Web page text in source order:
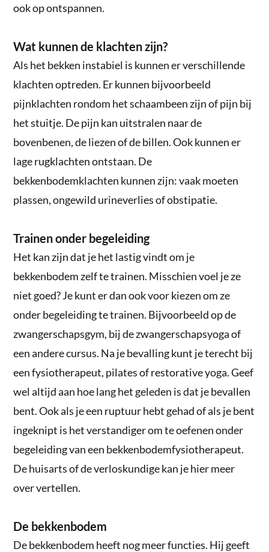
ook op ontspannen.
Wat kunnen de klachten zijn?
Als het bekken instabiel is kunnen er verschillende
klachten optreden. Er kunnen bijvoorbeeld
pijnklachten rondom het schaambeen zijn of pijn bij
het stuitje. De pijn kan uitstralen naar de
bovenbenen, de liezen of de billen. Ook kunnen er
lage rugklachten ontstaan. De
bekkenbodemklachten kunnen zijn: vaak moeten
plassen, ongewild urineverlies of obstipatie.
Trainen onder begeleiding
Het kan zijn dat je het lastig vindt om je
bekkenbodem zelf te trainen. Misschien voel je ze
niet goed? Je kunt er dan ook voor kiezen om ze
onder begeleiding te trainen. Bijvoorbeeld op de
zwangerschapsgym, bij de zwangerschapsyoga of
een andere cursus. Na je bevalling kunt je terecht bij
een fysiotherapeut, pilates of restorative yoga. Geef
wel altijd aan hoe lang het geleden is dat je bevallen
bent. Ook als je een ruptuur hebt gehad of als je bent
ingeknipt is het verstandiger om te oefenen onder
begeleiding van een bekkenbodemfysiotherapeut.
De huisarts of de verloskundige kan je hier meer
over vertellen.
De bekkenbodem
De bekkenbodem heeft nog meer functies. Hij geeft